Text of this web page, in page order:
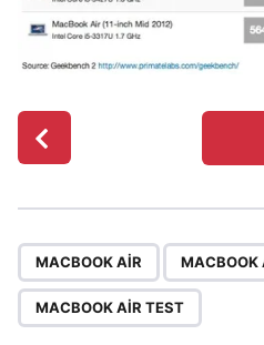
P
o
t
P
a
g
i
MACBOOK AIR MACBOOK
MACBOOK AIR TEST